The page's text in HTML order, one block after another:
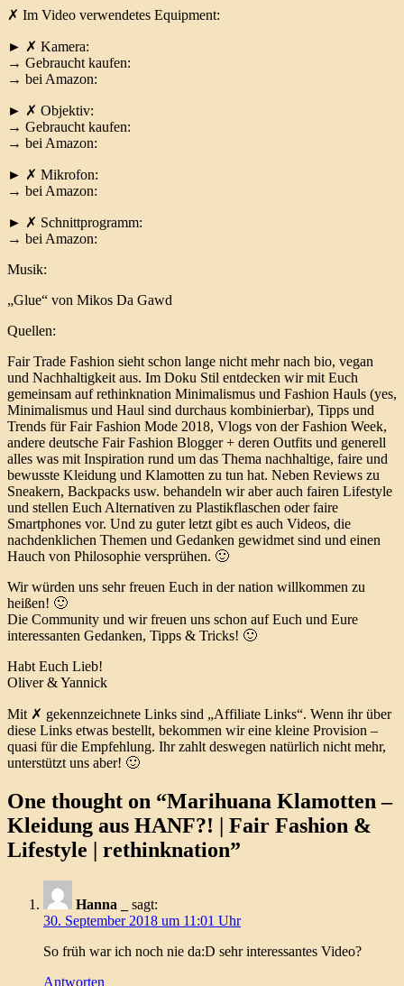
✗ Im Video verwendetes Equipment:
► ✗ Kamera:
→ Gebraucht kaufen:
→ bei Amazon:
► ✗ Objektiv:
→ Gebraucht kaufen:
→ bei Amazon:
► ✗ Mikrofon:
→ bei Amazon:
► ✗ Schnittprogramm:
→ bei Amazon:
Musik:
„Glue“ von Mikos Da Gawd
Quellen:
Fair Trade Fashion sieht schon lange nicht mehr nach bio, vegan
und Nachhaltigkeit aus. Im Doku Stil entdecken wir mit Euch
gemeinsam auf rethinknation Minimalismus und Fashion Hauls (yes,
Minimalismus und Haul sind durchaus kombinierbar), Tipps und
Trends für Fair Fashion Mode 2018, Vlogs von der Fashion Week,
andere deutsche Fair Fashion Blogger + deren Outfits und generell
alles was mit Inspiration rund um das Thema nachhaltige, faire und
bewusste Kleidung und Klamotten zu tun hat. Neben Reviews zu
Sneakern, Backpacks usw. behandeln wir aber auch fairen Lifestyle
und stellen Euch Alternativen zu Plastikflaschen oder faire
Smartphones vor. Und zu guter letzt gibt es auch Videos, die
nachdenklichen Themen und Gedanken gewidmet sind und einen
Hauch von Philosophie versprühen. 🙂
Wir würden uns sehr freuen Euch in der nation willkommen zu
heißen! 🙂
Die Community und wir freuen uns schon auf Euch und Eure
interessanten Gedanken, Tipps & Tricks! 🙂
Habt Euch Lieb!
Oliver & Yannick
Mit ✗ gekennzeichnete Links sind „Affiliate Links“. Wenn ihr über
diese Links etwas bestellt, bekommen wir eine kleine Provision –
quasi für die Empfehlung. Ihr zahlt deswegen natürlich nicht mehr,
unterstützt uns aber! 🙂
One thought on “Marihuana Klamotten –
Kleidung aus HANF?! | Fair Fashion &
Lifestyle | rethinknation”
Hanna _
sagt:
30. September 2018 um 11:01 Uhr
So früh war ich noch nie da:D sehr interessantes Video?
Antworten